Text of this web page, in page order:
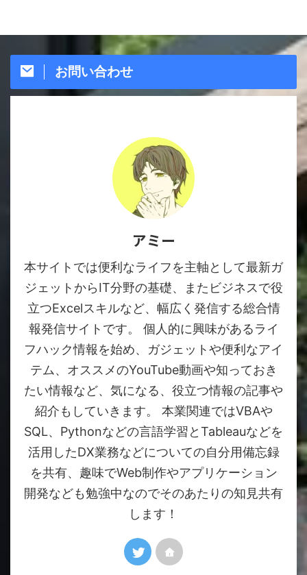
お問い合わせ
アミー
本サイトでは便利なライフを主軸として最新ガ
ジェットからIT分野の基礎、またビジネスで役
立つExcelスキルなど、幅広く発信する総合情
報発信サイトです。 個人的に興味があるライ
フハック情報を始め、ガジェットや便利なアイ
テム、オススメのYouTube動画や知っておき
たい情報など、気になる、役立つ情報の記事や
紹介もしていきます。 本業関連ではVBAや
SQL、Pythonなどの言語学習とTableauなどを
活用したDX業務などについての自分用備忘録
を共有、趣味でWeb制作やアプリケーション
開発なども勉強中なのでそのあたりの知見共有
します！